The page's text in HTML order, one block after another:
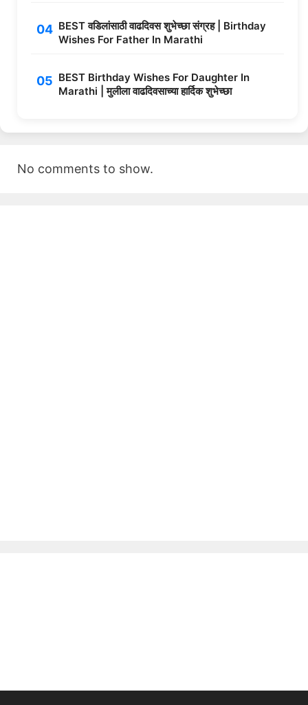
BEST वडिलांसाठी वाढदिवस शुभेच्छा संग्रह | Birthday
Wishes For Father In Marathi
BEST Birthday Wishes For Daughter In
Marathi | मुलीला वाढदिवसाच्या हार्दिक शुभेच्छा
No comments to show.